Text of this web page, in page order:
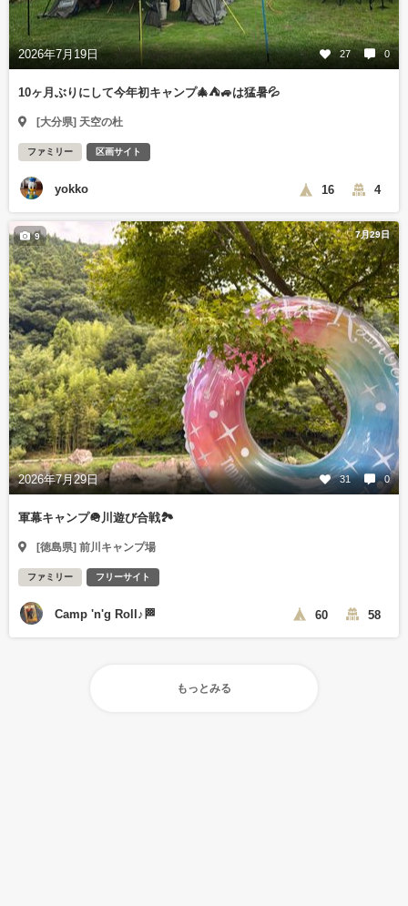
2026年7月19日 27 0
10ヶ月ぶりにして今年初キャンプ🎄⛺🚙は猛暑💦
[大分県] 天空の杜
ファミリー 区画サイト
yokko 16 4
7月29日
2026年7月29日 31 0
9
軍幕キャンプ🪖川遊び合戦🏞️
[徳島県] 前川キャンプ場
ファミリー フリーサイト
Camp 'n'g Roll♪🏁 60 58
もっとみる